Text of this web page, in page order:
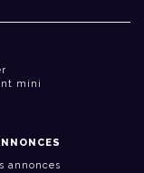
mini
annonces